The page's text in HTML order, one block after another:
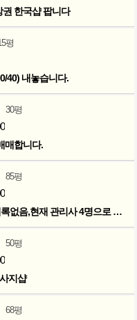
한국샵 팝니다
평
40) 내놓습니다.
30평
매합니다.
85평
85평, 각방 샤워장, 단속기록없음,현재 관리사 4명으로 성업중
50평
지샵
68평